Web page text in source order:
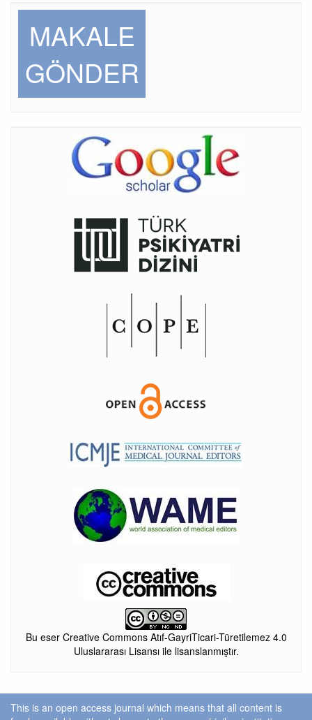
MAKALE
GÖNDER
Bu eser Creative Commons Atıf-GayriTicari-Türetilemez 4.0
Uluslararası Lisansı ile lisanslanmıştır.
This is an open access journal which means that all content is